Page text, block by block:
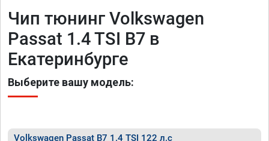
Чип тюнинг Volkswagen
Passat 1.4 TSI B7 в
Екатеринбурге
Выберите вашу модель:
Volkswagen Passat B7 1.4 TSI 122 л.с